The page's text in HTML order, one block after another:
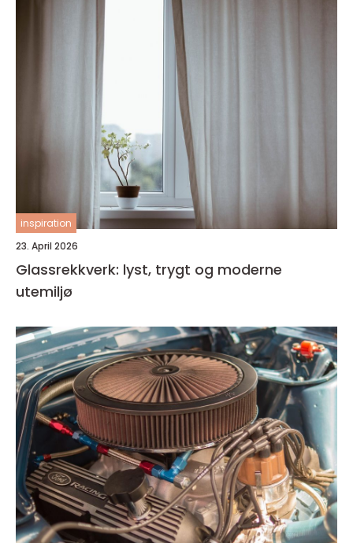
inspiration
23. April 2026
Glassrekkverk: lyst, trygt og moderne
utemiljø